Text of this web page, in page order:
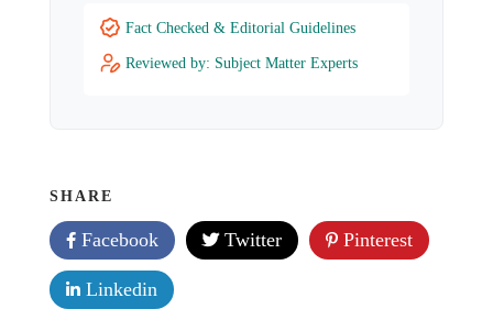
Fact Checked & Editorial Guidelines
Reviewed by: Subject Matter Experts
SHARE
Facebook Twitter Pinterest
Linkedin